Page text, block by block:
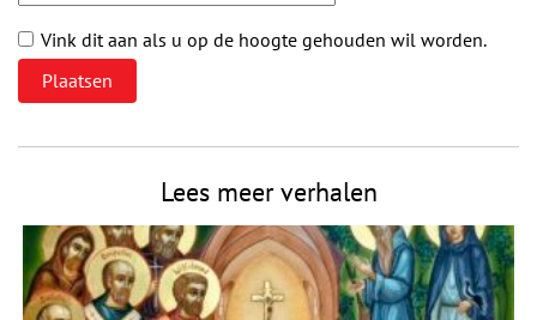
Vink dit aan als u op de hoogte gehouden wil worden.
Lees meer verhalen